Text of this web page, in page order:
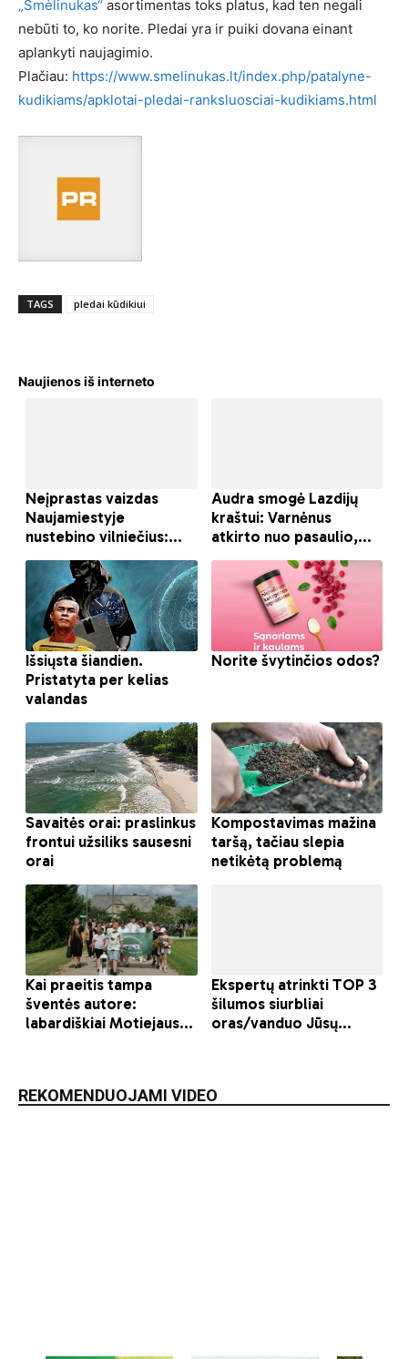
„Smėlinukas“ asortimentas toks platus, kad ten negali
nebūti to, ko norite. Pledai yra ir puiki dovana einant
aplankyti naujagimio.
Plačiau: https://www.smelinukas.lt/index.php/patalyne-
kudikiams/apklotai-pledai-ranksluosciai-kudikiams.html
TAGS pledai kūdikiui
Naujienos iš interneto
REKOMENDUOJAMI VIDEO